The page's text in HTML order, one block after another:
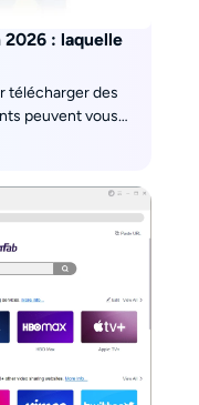
: laquelle
télécharger des
peuvent vous
décente et fiable